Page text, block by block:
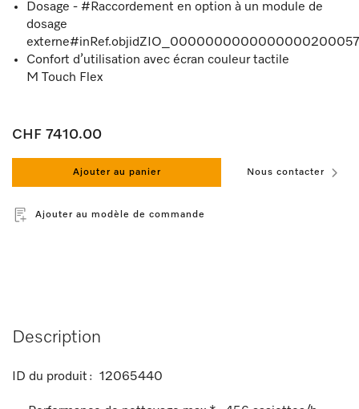
Dosage - #Raccordement en option à un module de
dosage
Confort d’utilisation avec écran couleur tactile
M Touch Flex
CHF 7410.00
Ajouter au panier Nous contacter
Ajouter au modèle de commande
Description
ID du produit : 12065440